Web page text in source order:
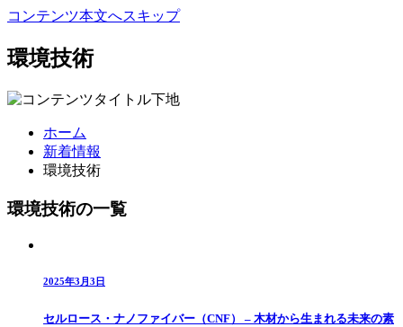
コンテンツ本文へスキップ
環境技術
ホーム
新着情報
環境技術
環境技術の一覧
2025年3月3日
セルロース・ナノファイバー（CNF） – 木材から生まれる未来の素